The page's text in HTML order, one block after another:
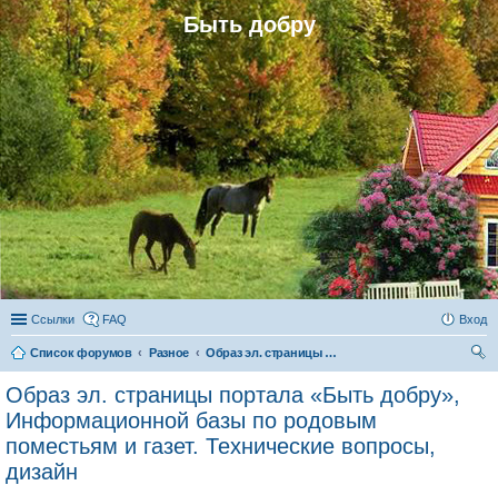
Быть добру
Ссылки FAQ Вход
Список форумов Разное
Образ эл. страницы портала «Быть добру», Информационной базы по родовым поместьям и газет. Технические вопросы, дизайн
Образ эл. страницы портала «Быть добру»,
Информационной базы по родовым
поместьям и газет. Технические вопросы,
дизайн